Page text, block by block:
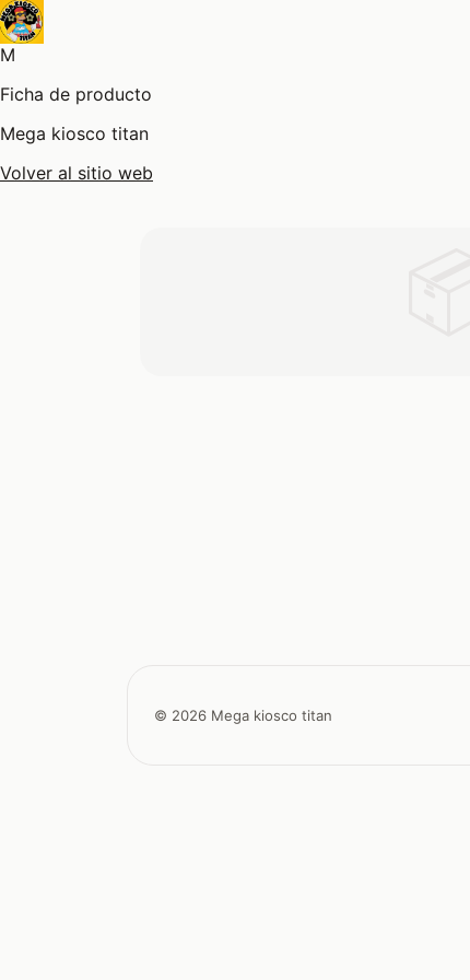
M
Ficha de producto
Mega kiosco titan
Volver al sitio web
© 2026 Mega kiosco titan